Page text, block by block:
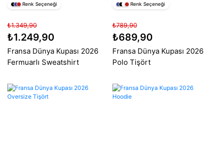
Renk Seçeneği
₺1.349,90
₺1.249,90
Fransa Dünya Kupası 2026
Fermuarlı Sweatshirt
Renk Seçeneği
₺789,90
₺689,90
Fransa Dünya Kupası 2026
Polo Tişört